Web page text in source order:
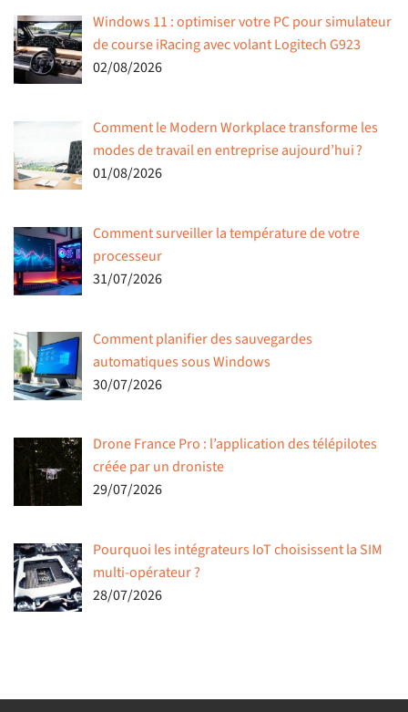
Windows 11 : optimiser votre PC pour simulateur
de course iRacing avec volant Logitech G923
02/08/2026
Comment le Modern Workplace transforme les
modes de travail en entreprise aujourd’hui ?
01/08/2026
Comment surveiller la température de votre
processeur
31/07/2026
Comment planifier des sauvegardes
automatiques sous Windows
30/07/2026
Drone France Pro : l’application des télépilotes
créée par un droniste
29/07/2026
Pourquoi les intégrateurs IoT choisissent la SIM
multi-opérateur ?
28/07/2026